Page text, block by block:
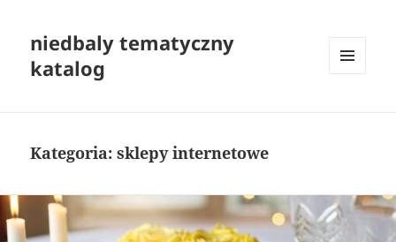
niedbaly tematyczny
katalog
Kategoria:sklepy internetowe